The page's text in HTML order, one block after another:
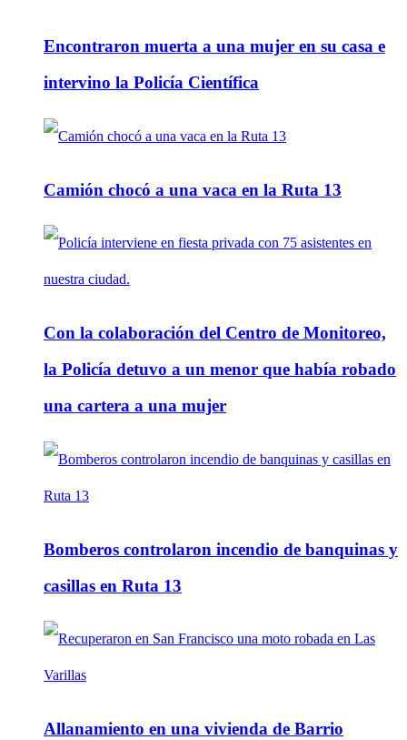
Encontraron muerta a una mujer en su casa e
intervino la Policía Científica
Camión chocó a una vaca en la Ruta 13
Con la colaboración del Centro de Monitoreo,
la Policía detuvo a un menor que había robado
una cartera a una mujer
Bomberos controlaron incendio de banquinas y
casillas en Ruta 13
Allanamiento en una vivienda de Barrio